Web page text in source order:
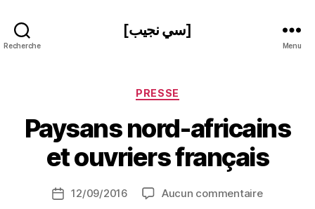
Recherche
[سي نجيب]
Menu
Catégories
PRESSE
Paysans nord-africains
et ouvriers français
de
a
r
N
Date12/09/2016 Aucun commentairesur